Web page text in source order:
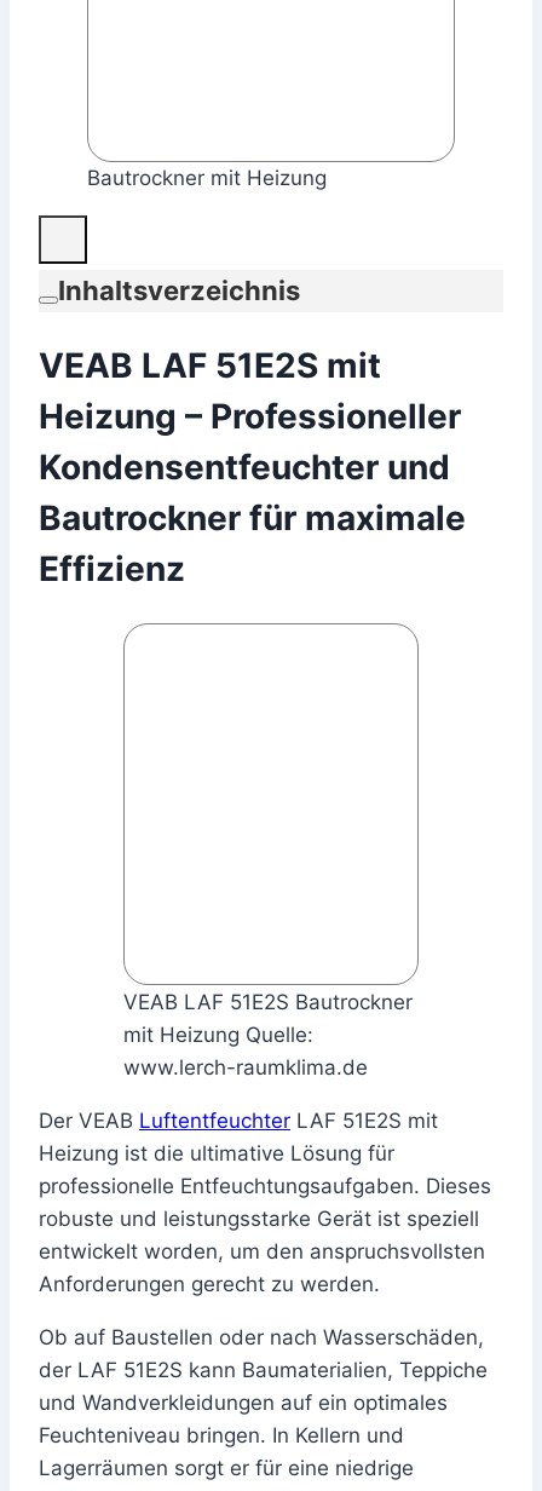
Bautrockner mit Heizung
Inhaltsverzeichnis
VEAB LAF 51E2S mit
Heizung – Professioneller
Kondensentfeuchter und
Bautrockner für maximale
Effizienz
VEAB LAF 51E2S Bautrockner
mit Heizung Quelle:
www.lerch-raumklima.de
Der VEAB Luftentfeuchter LAF 51E2S mit
Heizung ist die ultimative Lösung für
professionelle Entfeuchtungsaufgaben. Dieses
robuste und leistungsstarke Gerät ist speziell
entwickelt worden, um den anspruchsvollsten
Anforderungen gerecht zu werden.
Ob auf Baustellen oder nach Wasserschäden,
der LAF 51E2S kann Baumaterialien, Teppiche
und Wandverkleidungen auf ein optimales
Feuchteniveau bringen. In Kellern und
Lagerräumen sorgt er für eine niedrige